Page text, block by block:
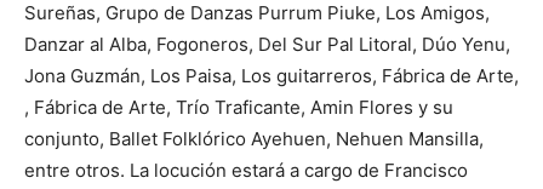
Sureñas, Grupo de Danzas Purrum Piuke, Los Amigos,
Danzar al Alba, Fogoneros, Del Sur Pal Litoral, Dúo Yenu,
Jona Guzmán, Los Paisa, Los guitarreros, Fábrica de Arte,
, Fábrica de Arte, Trío Traficante, Amin Flores y su
conjunto, Ballet Folklórico Ayehuen, Nehuen Mansilla,
entre otros. La locución estará a cargo de Francisco